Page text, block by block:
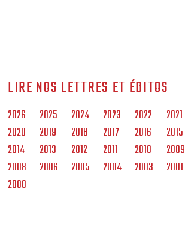
LIRE NOS LETTRES ET ÉDITOS
2026 2025 2024 2023 2022
2021
2020
2019 2018 2017 2016
2015
2014
2013 2012 2011 2010
2009
2008
2006 2005 2004 2003
2001
2000